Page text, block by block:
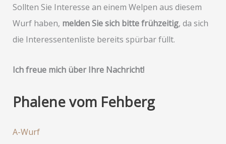
Sollten Sie Interesse an einem Welpen aus diesem
Wurf haben, melden Sie sich bitte frühzeitig, da sich
die Interessentenliste bereits spürbar füllt.
Ich freue mich über Ihre Nachricht!
Phalene vom Fehberg
A-Wurf